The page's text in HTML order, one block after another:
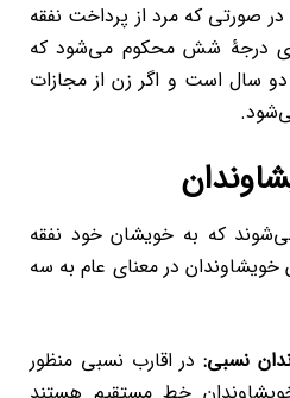
در صورتی که مرد از پرداخت نفقه
درجۀ شش محکوم می‌شود که
سال است و اگر زن از مجازات
که به خویشان خود نفقه
خویشاوندان در معنای عام به سه
نسبی: در اقارب نسبی منظور